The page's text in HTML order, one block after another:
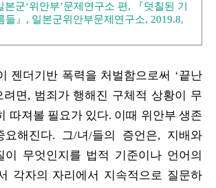
본군‘위안부’문제연구소 편, 『덧칠된 기
들』, 일본군위안부문제연구소, 2019.8,
젠더기반 폭력을 처벌함으로써 ‘끝난
려면, 범죄가 행해진 구체적 상황이 무
따져볼 필요가 있다. 이때 위안부 생존
해진다. 그/녀/들의 증언은, 지배와
이 무엇인지를 법적 기준이나 언어의
각자의 자리에서 지속적으로 질문하